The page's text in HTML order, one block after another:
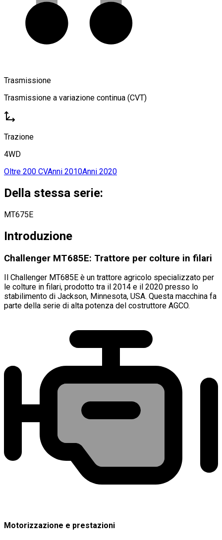
Trasmissione
Trasmissione a variazione continua (CVT)
Trazione
4WD
Oltre 200 CVAnni 2010Anni 2020
Della stessa serie:
MT675E
Introduzione
Challenger MT685E: Trattore per colture in filari
Il Challenger MT685E è un trattore agricolo specializzato per
le colture in filari, prodotto tra il 2014 e il 2020 presso lo
stabilimento di Jackson, Minnesota, USA. Questa macchina fa
parte della serie di alta potenza del costruttore AGCO.
Motorizzazione e prestazioni